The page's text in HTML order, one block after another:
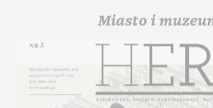
Miasto i muzeum